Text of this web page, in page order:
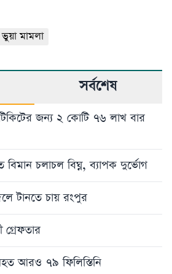
ভুয়া মামলা
সর্বশেষ
জন্য ২ কোটি ৭৬ লাখ বার
বিমান চলাচল বিঘ্ন, ব্যাপক দুর্ভোগ
টানতে চায় রংপুর
গ্রেফতার
আরও ৭৯ ফিলিস্তিনি